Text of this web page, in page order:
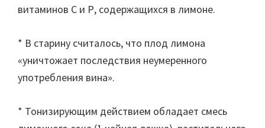
витаминов С и Р, содержащихся в лимоне.
* В старину считалось, что плод лимона
«уничтожает последствия неумеренного
употребления вина».
* Тонизирующим действием обладает смесь